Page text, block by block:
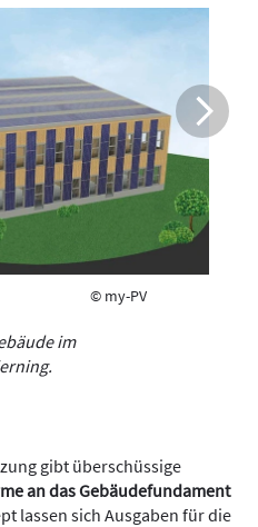
© my-PV
im
gibt überschüssige
an das Gebäudefundament
lassen sich Ausgaben für die